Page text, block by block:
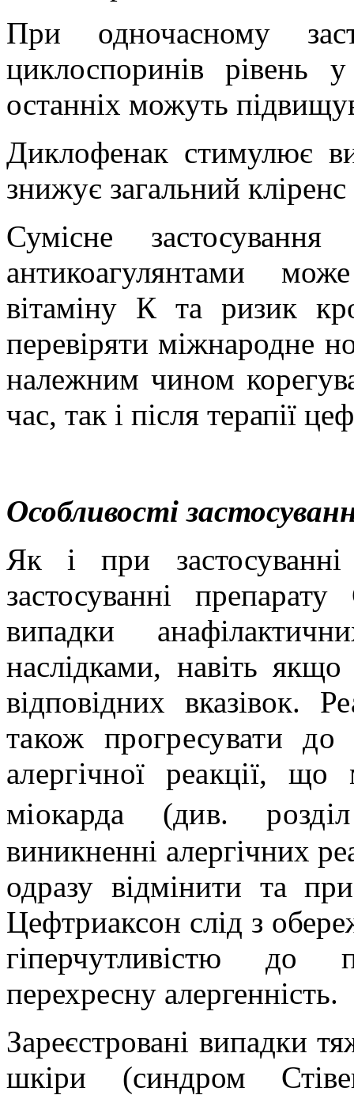
При одночасному
циклоспоринів рівень
останніх можуть
Диклофенак стимулює
знижує загальний кліренс
Сумісне
антикоагулянтами
вітаміну К та ризик
перевіряти міжнародне
належним чином
час, так і після терапії
Особливості
Як і при
застосуванні
випадки
наслідками, навіть
відповідних вказівок.
також прогресувати до
алергічної реакції,
міокарда (див.
виникненні алергічних
одразу відмінити та
Цефтриаксон слід з
гіперчутливістю до
перехресну алергенність.
Зареєстровані випадки
шкіри (синдром